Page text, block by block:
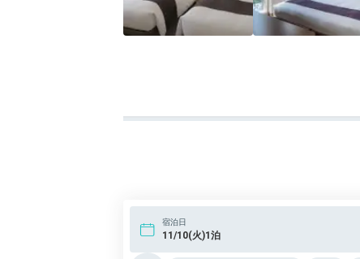
宿泊日
11/10(火)1泊